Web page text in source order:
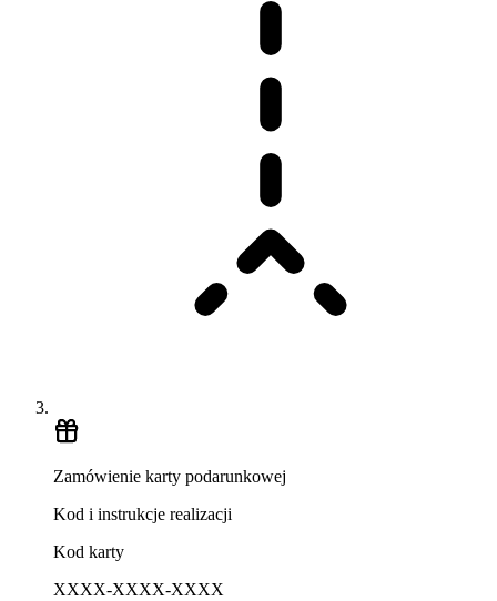
Zamówienie karty podarunkowej
Kod i instrukcje realizacji
Kod karty
XXXX-XXXX-XXXX